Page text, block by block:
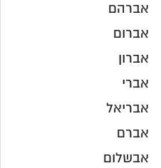
אברהם
אברום
אברון
אברי
אבריאל
אברם
אבשלום